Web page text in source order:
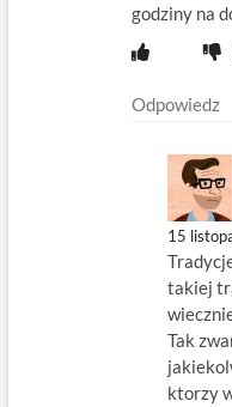
godziny na
Odpowiedz
15
takiej
Tak
ktorzy